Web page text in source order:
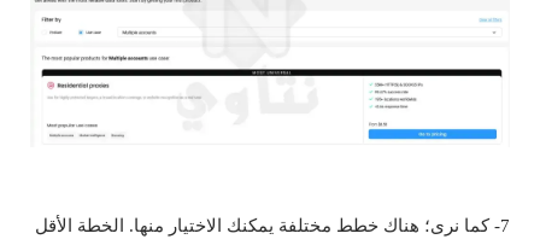
7- كما نرى؛ هناك خطط مختلفة يمكنك الاختيار منها. الخطة الأقل